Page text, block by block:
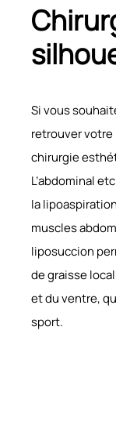
Si vous
retrouver
chirurgie
L’abdominal
la
muscles
liposuccion
de graisse
et du ventre,
sport.